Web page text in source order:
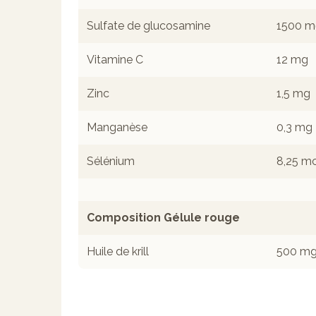
Sulfate de glucosamine 1500
Vitamine C 12 mg
Zinc 1,5 mg
Manganèse 0,3 mg
Sélénium 8,25
Composition Gélule rouge
Huile de krill 500 mg